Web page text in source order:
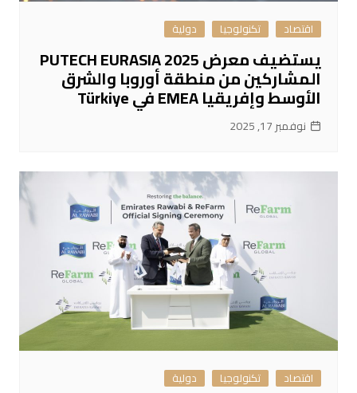
اقتصاد تكنولوجيا دولية
يستضيف معرض PUTECH EURASIA 2025
المشاركين من منطقة أوروبا والشرق
الأوسط وإفريقيا EMEA في Türkiye
نوفمبر 17, 2025
اقتصاد تكنولوجيا دولية